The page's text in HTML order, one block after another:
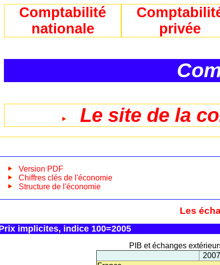
Comptabilité
nationale
privée
Le site de la
Version PDF
Chiffres clés de l'économie
Structure de l'économie
Les
implicites, indice 100=2005
PIB et échanges
2007